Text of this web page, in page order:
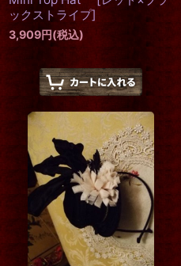
ックストライプ]
3,909円(税込)